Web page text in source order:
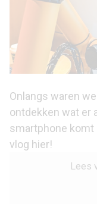
Onlangs waren
ontdekken wat er
smartphone komt
vlog hier!
Lees